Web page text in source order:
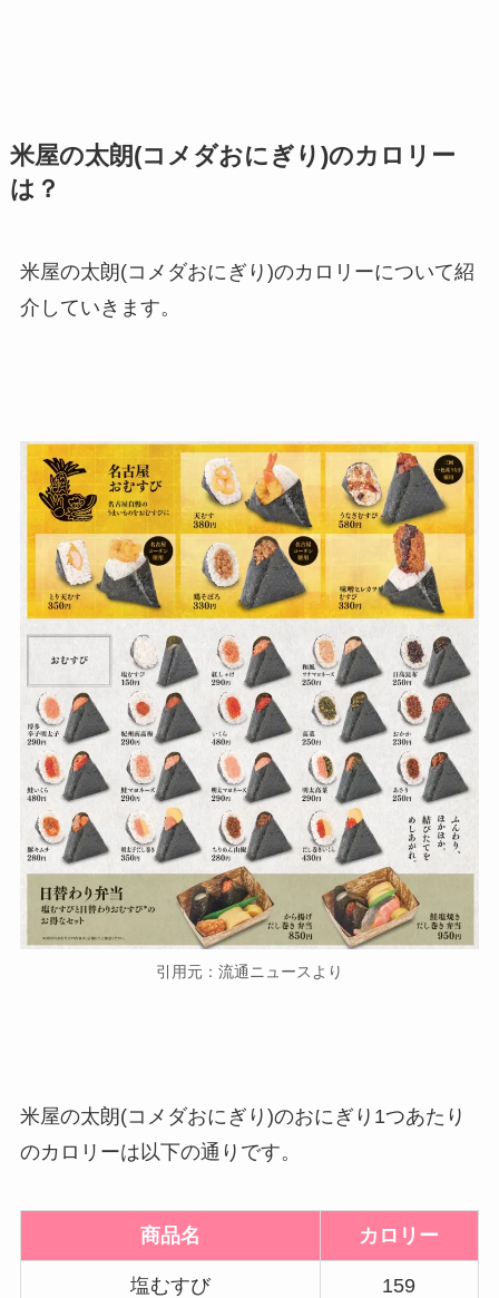
米屋の太朗(コメダおにぎり)のカロリー
は？
米屋の太朗(コメダおにぎり)のカロリーについて紹
介していきます。
引用元：流通ニュースより
米屋の太朗(コメダおにぎり)のおにぎり1つあたり
のカロリーは以下の通りです。
商品名 カロリー
塩むすび 159